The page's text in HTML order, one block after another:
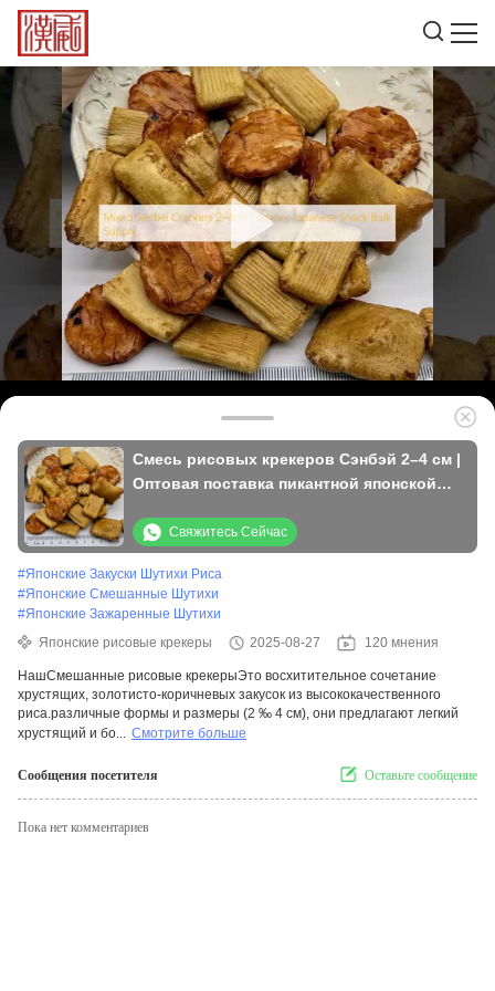
Смесь рисовых крекеров Сэнбэй 2–4 см |
Оптовая поставка пикантной японской
Свяжитесь Сейчас
#Японские Закуски Шутихи Риса
#Японские Смешанные Шутихи
#Японские Зажаренные Шутихи
Японские рисовые крекеры
2025-08-27 120 мнения
НашСмешанные рисовые крекерыЭто восхитительное сочетание
хрустящих, золотисто-коричневых закусок из высококачественного
риса.различные формы и размеры (2 ‰ 4 см), они предлагают легкий
хрустящий и бо... Смотрите больше
Сообщения посетителя Оставьте сообщение
Пока нет комментариев